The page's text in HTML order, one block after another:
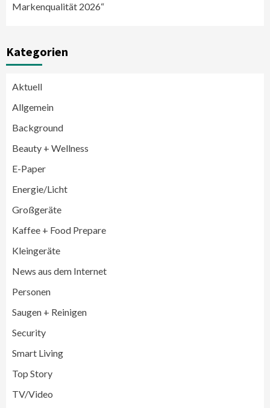
Markenqualität 2026“
Kategorien
Aktuell
Allgemein
Background
Beauty + Wellness
E-Paper
Energie/Licht
Großgeräte
Kaffee + Food Prepare
Kleingeräte
News aus dem Internet
Personen
Saugen + Reinigen
Security
Smart Living
Top Story
TV/Video
3
LG feiert 10 Jahre InstaView
steigern Frequenz und Umsatz im
5